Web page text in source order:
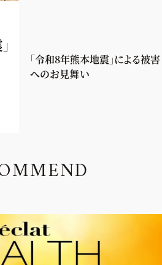
「令和8年熊本地震」による被害
へのお見舞い
MMEND